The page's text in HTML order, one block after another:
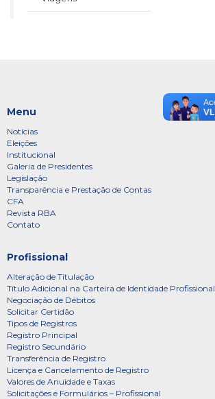
Menu
Notícias
Eleições
Institucional
Galeria de Presidentes
Legislação
Transparência e Prestação de Contas
CFA
Revista RBA
Contato
Profissional
Alteração de Titulação
Título Adicional na Carteira de Identidade Profissional
Negociação de Débitos
Solicitar Certidão
Tipos de Registros
Registro Principal
Registro Secundário
Transferência de Registro
Licença e Cancelamento de Registro
Valores de Anuidade e Taxas
Solicitações e Formulários – Profissional